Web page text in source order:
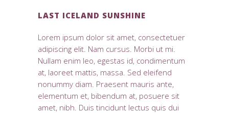
LAST ICELAND SUNSHINE
Lorem ipsum dolor sit amet, consectetuer
adipiscing elit. Nam cursus. Morbi ut mi.
Nullam enim leo, egestas id, condimentum
at, laoreet mattis, massa. Sed eleifend
nonummy diam. Praesent mauris ante,
elementum et, bibendum at, posuere sit
amet, nibh. Duis tincidunt lectus quis dui